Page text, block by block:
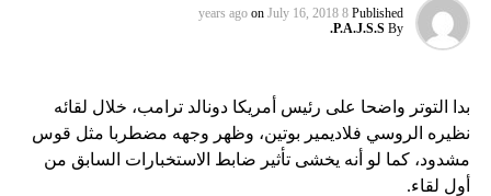
Published
8 years ago
on July 16, 2018
By
P.A.J.S.S.
بدا التوتر واضحا على رئيس أمريكا دونالد ترامب، خلال لقائه
نظيره الروسي فلاديمير بوتين، وظهر وجهه مضطربا مثل قوس
مشدود، كما لو أنه يخشى تأثير ضابط الاستخبارات السابق من
أول لقاء.